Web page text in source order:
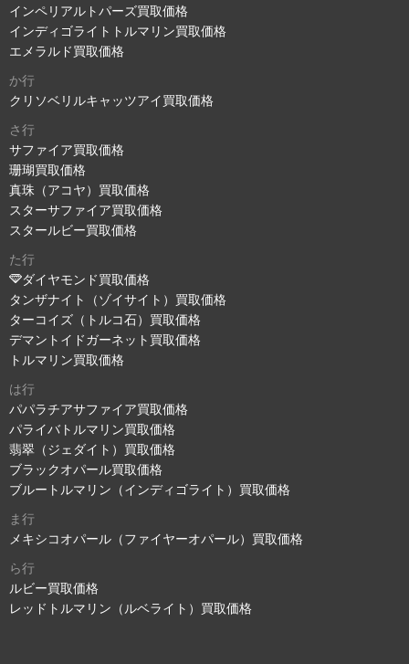
インペリアルトパーズ買取価格
インディゴライトトルマリン買取価格
エメラルド買取価格
か行
クリソベリルキャッツアイ買取価格
さ行
サファイア買取価格
珊瑚買取価格
真珠（アコヤ）買取価格
スターサファイア買取価格
スタールビー買取価格
た行
ダイヤモンド買取価格
タンザナイト（ゾイサイト）買取価格
ターコイズ（トルコ石）買取価格
デマントイドガーネット買取価格
トルマリン買取価格
は行
パパラチアサファイア買取価格
パライバトルマリン買取価格
翡翠（ジェダイト）買取価格
ブラックオパール買取価格
ブルートルマリン（インディゴライト）買取価格
ま行
メキシコオパール（ファイヤーオパール）買取価格
ら行
ルビー買取価格
レッドトルマリン（ルベライト）買取価格